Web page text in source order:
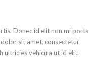
Donec id elit non mi porta
sit amet, consectetur
ultricies vehicula ut id elit.